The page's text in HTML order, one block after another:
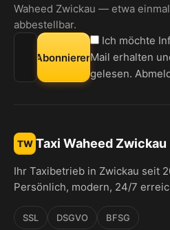
Waheed Zwickau — etwa
abbestellbar.
E-Mail-Adresse für den
Abonnieren
Ich möchte
Mail erhalten
gelesen.
TW Taxi Waheed Zwickau
Ihr Taxibetrieb in Zwickau seit
Persönlich, modern, 24/7
SSL DSGVO BFSG